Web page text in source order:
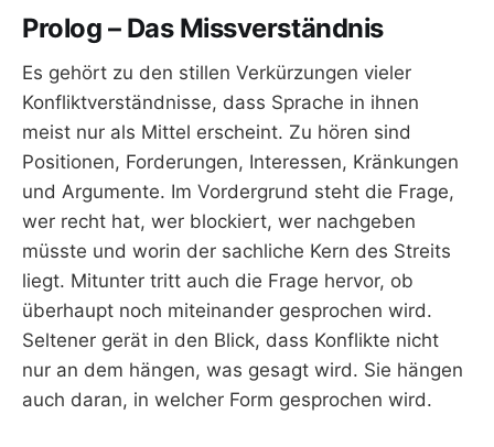
Prolog – Das Missverständnis
Es gehört zu den stillen Verkürzungen vieler
Konfliktverständnisse, dass Sprache in ihnen
meist nur als Mittel erscheint. Zu hören sind
Positionen, Forderungen, Interessen, Kränkungen
und Argumente. Im Vordergrund steht die Frage,
wer recht hat, wer blockiert, wer nachgeben
müsste und worin der sachliche Kern des Streits
liegt. Mitunter tritt auch die Frage hervor, ob
überhaupt noch miteinander gesprochen wird.
Seltener gerät in den Blick, dass Konflikte nicht
nur an dem hängen, was gesagt wird. Sie hängen
auch daran, in welcher Form gesprochen wird.